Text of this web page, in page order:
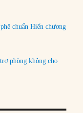
chuẩn Hiến chương
phòng không cho